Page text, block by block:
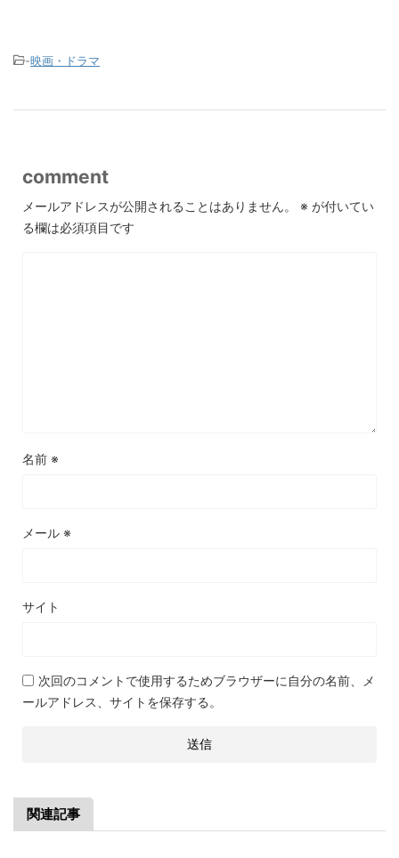
-映画・ドラマ
comment
メールアドレスが公開されることはありません。 ※ が付いてい
る欄は必須項目です
名前 ※
メール ※
サイト
次回のコメントで使用するためブラウザーに自分の名前、メ
ールアドレス、サイトを保存する。
関連記事